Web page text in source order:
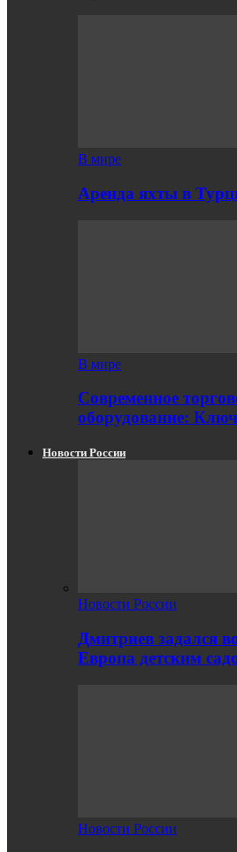
В мире
Аренда яхты в
В мире
Современное
оборудование:
Новости России
Новости России
Дмитриев задался
Европа детским
Новости России